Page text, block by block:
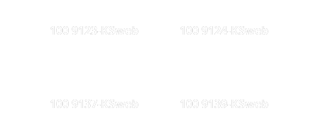
100 9123-KSweb 100 9124-KSweb
100 9137-KSweb 100 9139-KSweb